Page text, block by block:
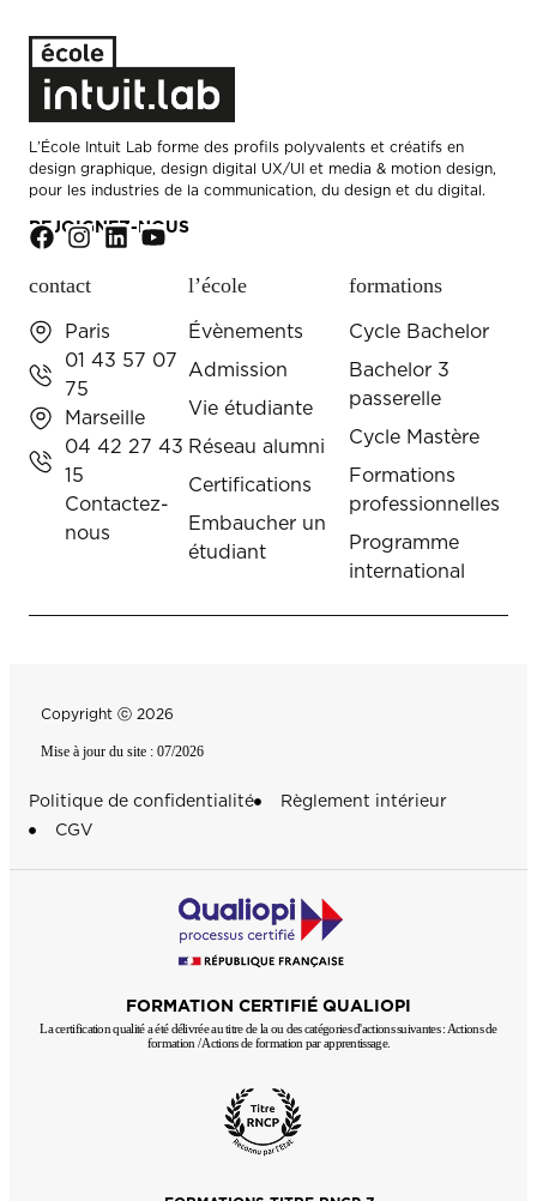
L’École Intuit Lab forme des profils polyvalents et créatifs en
design graphique, design digital UX/UI et media & motion design,
pour les industries de la communication, du design et du digital.
REJOIGNEZ-NOUS
contact
Paris
01 43 57 07
75
Marseille
04 42 27 43
15
Contactez-
nous
l’école
Évènements
Admission
Vie étudiante
Réseau alumni
Certifications
Embaucher un
étudiant
formations
Cycle Bachelor
Bachelor 3
passerelle
Cycle Mastère
Formations
professionnelles
Programme
international
Copyright ⓒ 2026
Mise à jour du site : 07/2026
Politique de confidentialité
Règlement intérieur
CGV
FORMATION CERTIFIÉ QUALIOPI
La certification qualité a été délivrée au titre de la ou des catégories d'actions suivantes : Actions de
formation / Actions de formation par apprentissage.